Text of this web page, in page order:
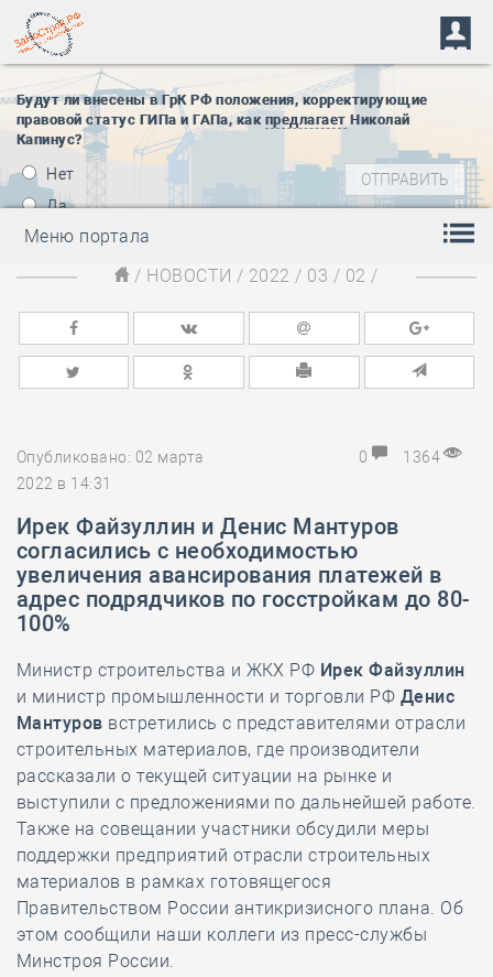
Будут ли внесены в ГрК РФ положения, корректирующие
правовой статус ГИПа и ГАПа, как предлагает Николай
Капинус?
Нет
Да
Меню портала
/ НОВОСТИ / 2022 / 03 / 02 /
Опубликовано: 02 марта
2022 в 14:31
0 1364
Ирек Файзуллин и Денис Мантуров
согласились с необходимостью
увеличения авансирования платежей в
адрес подрядчиков по госстройкам до 80-
100%
Министр строительства и ЖКХ РФ Ирек Файзуллин
и министр промышленности и торговли РФ Денис
Мантуров встретились с представителями отрасли
строительных материалов, где производители
рассказали о текущей ситуации на рынке и
выступили с предложениями по дальнейшей работе.
Также на совещании участники обсудили меры
поддержки предприятий отрасли строительных
материалов в рамках готовящегося
Правительством России антикризисного плана. Об
этом сообщили наши коллеги из пресс-службы
Минстроя России.